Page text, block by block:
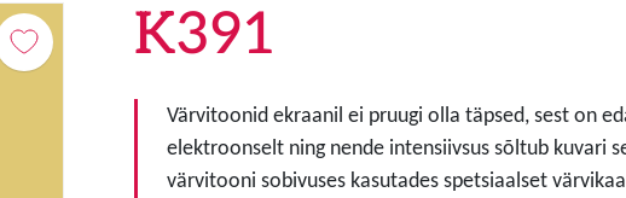
K391
Värvitoonid ekraanil ei pruugi olla täpsed, sest on
elektroonselt ning nende intensiivsus sõltub kuvari
värvitooni sobivuses kasutades spetsiaalset